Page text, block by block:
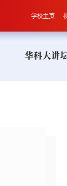
学校主页
华科大讲